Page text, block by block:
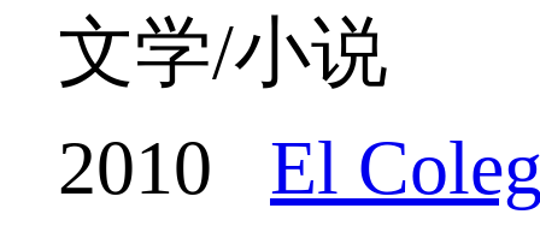
文学/小说
2010 El